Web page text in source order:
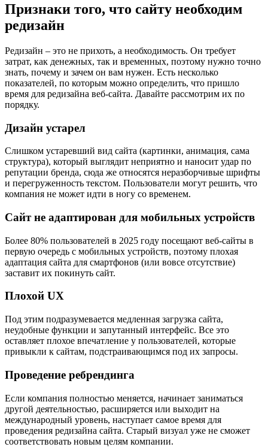
Признаки того, что сайту необходим
редизайн
Редизайн – это не прихоть, а необходимость. Он требует
затрат, как денежных, так и временных, поэтому нужно точно
знать, почему и зачем он вам нужен. Есть несколько
показателей, по которым можно определить, что пришло
время для редизайна веб-сайта. Давайте рассмотрим их по
порядку.
Дизайн устарел
Слишком устаревший вид сайта (картинки, анимация, сама
структура), который выглядит неприятно и наносит удар по
репутации бренда, сюда же относятся неразборчивые шрифты
и перегруженность текстом. Пользователи могут решить, что
компания не может идти в ногу со временем.
Сайт не адаптирован для мобильных устройств
Более 80% пользователей в 2025 году посещают веб-сайты в
первую очередь с мобильных устройств, поэтому плохая
адаптация сайта для смартфонов (или вовсе отсутствие)
заставит их покинуть сайт.
Плохой UX
Под этим подразумевается медленная загрузка сайта,
неудобные функции и запутанный интерфейс. Все это
оставляет плохое впечатление у пользователей, которые
привыкли к сайтам, подстраивающимся под их запросы.
Проведение ребрендинга
Если компания полностью меняется, начинает заниматься
другой деятельностью, расширяется или выходит на
международный уровень, наступает самое время для
проведения редизайна сайта. Старый визуал уже не сможет
соответствовать новым целям компании.